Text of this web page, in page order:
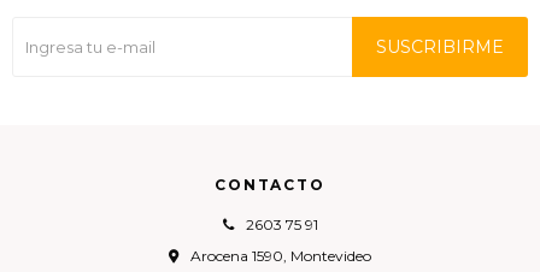
CONTACTO
2603 75 91
Arocena 1590, Montevideo
SUSCRIBIRME